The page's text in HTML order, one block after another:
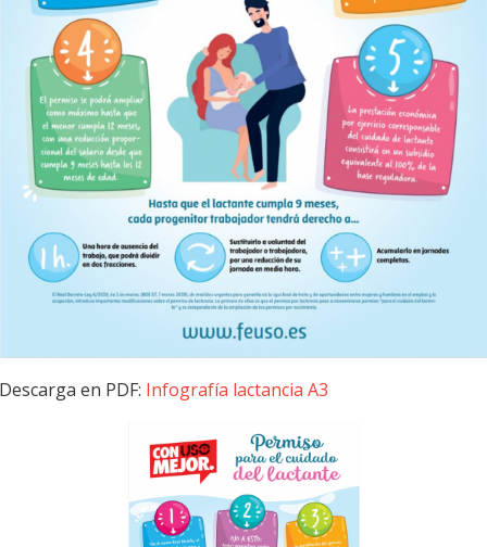
Descarga en PDF: Infografía lactancia A3